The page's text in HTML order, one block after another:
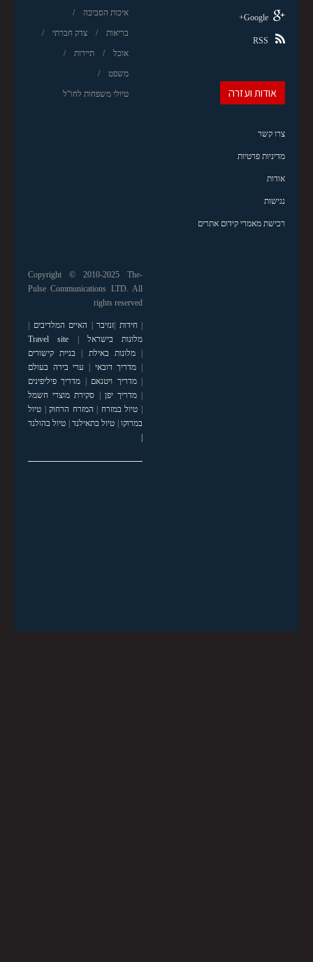
איכות הסביבה
בריאות צדק חברתי
אוכל תיירות
משפט
טיולי משפחות לחו"ל
Google+
RSS
אודות ועזרה
צרו קשר
מדיניות פרטיות
אודות
נגישות
רכישת מאמרי קידום אתרים
Copyright © 2010-2025 The-
Pulse Communications LTD. All
rights reserved
|חידות |זנזיבר | האיים המלדיבים |
מלונות בישראל |
Travel site
|מלונות באילת | בניית קישורים
| מדריך דובאי | ערי בירה בעולם
|מדריך ויטנאם | מדריך פיליפינים
|מדריך יפן | סקירת מוצרי חשמל
| טיול במזרח | המזרח הרחוק| טיול
במרוקו| טיול בתאילנד| טיול בהולנד
|